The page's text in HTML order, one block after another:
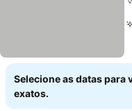
Selecione as datas para
exatos.